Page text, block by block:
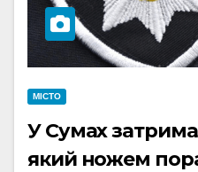
МІСТО
У Сумах
який ножем